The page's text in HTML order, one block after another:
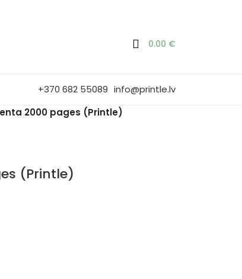
0.00 €
+370 682 55089 info@printle.lv
2000 pages (Printle)
(Printle)